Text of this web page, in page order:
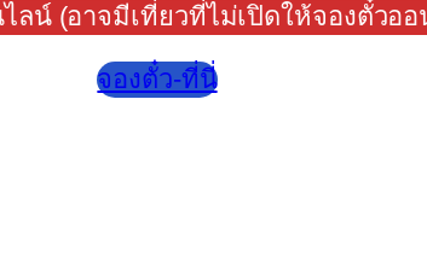
ลน์ (อาจมีเที่ยวที่ไม่เปิดให้จองตั๋ว
จองตั๋ว-ที่นี่